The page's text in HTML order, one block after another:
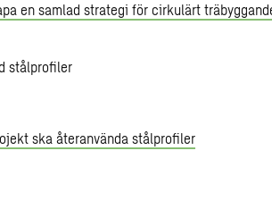
en samlad strategi för cirkulärt
ska återanvända stålprofiler